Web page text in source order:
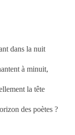
dans la nuit
à minuit,
la tête
des poètes ?